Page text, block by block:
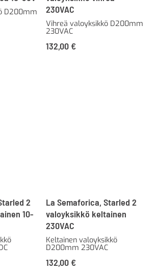
D200mm
230VAC
Vihreä valoyksikkö D200mm
230VAC
132,00 €
2
10-
La Semaforica, Starled 2
valoyksikkö keltainen
230VAC
Keltainen valoyksikkö
D200mm 230VAC
132,00 €